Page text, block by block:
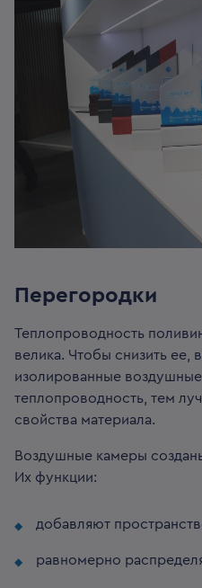
Перегородки
Теплопроводность
велика. Чтобы снизить ее,
изолированные
теплопроводность, тем
свойства материала.
Воздушные камеры
Их функции:
добавляют
равномерно